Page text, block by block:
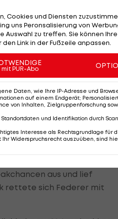
sicher. Dem
als er nach dem
zugefügt, wie
neun der Weltrangliste,
dank seiner
aus und lief
rettete sich Federer mit
Cookies und Diensten
uns Peronsalisierung von
zu treffen. Sie können
Link in der Fußzeile anpassen.
PUR-Abo
Daten, wie Ihre IP-Adresse und
auf einem Endgerät;
von Inhalten, Zielgruppenforschung
und Identifikation durch
Interesse als Rechtsgrundlage für
Widerspruchsrecht auszuüben, sind